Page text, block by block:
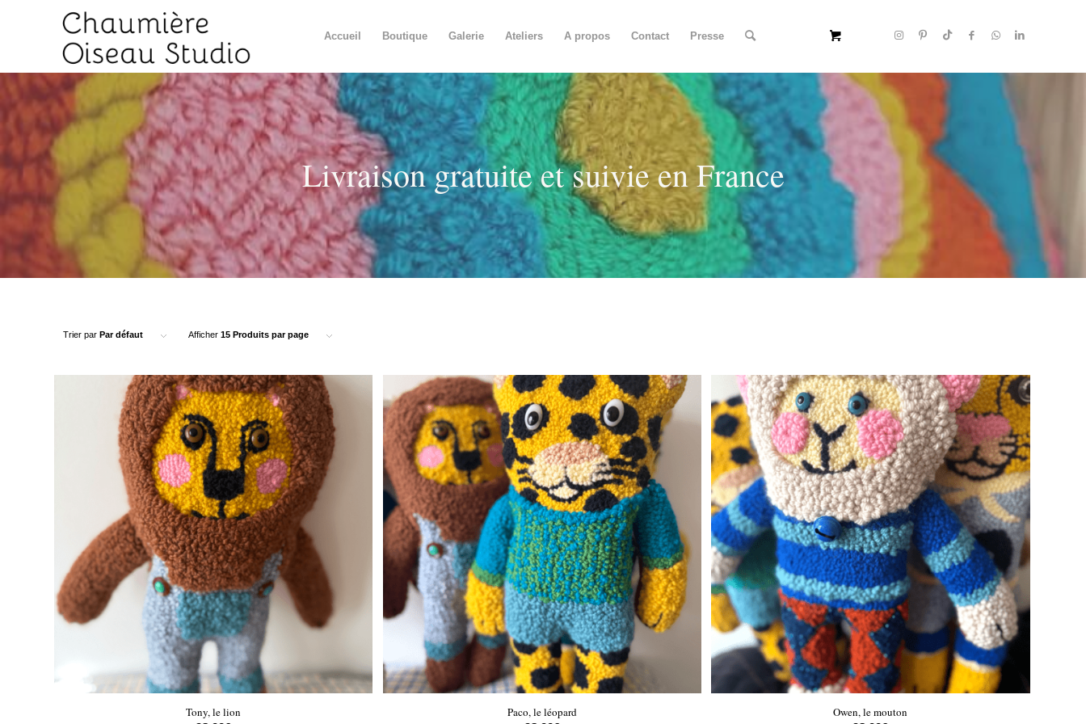
Accueil Boutique Galerie Ateliers A propos Contact Presse
Livraison gratuite et suivie en France
Trier par Par défaut Afficher 15 Produits par page
Tony, le lion Paco, le léopard Owen, le mouton